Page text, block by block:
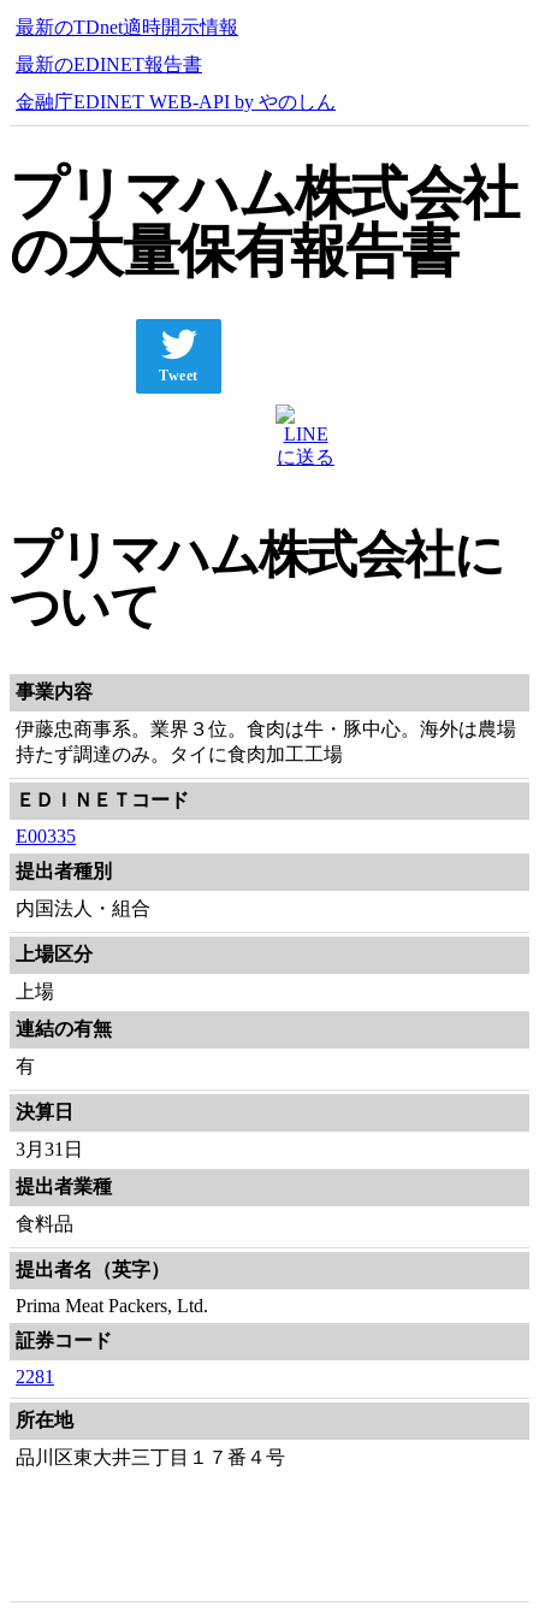
最新のTDnet適時開示情報
最新のEDINET報告書
金融庁EDINET WEB-API by やのしん
プリマハム株式会社
の大量保有報告書
Tweet
プリマハム株式会社に
ついて
事業内容
伊藤忠商事系。業界３位。食肉は牛・豚中心。海外は農場
持たず調達のみ。タイに食肉加工工場
ＥＤＩＮＥＴコード
E00335
提出者種別
内国法人・組合
上場区分
上場
連結の有無
有
決算日
3月31日
提出者業種
食料品
提出者名（英字）
Prima Meat Packers, Ltd.
証券コード
2281
所在地
品川区東大井三丁目１７番４号